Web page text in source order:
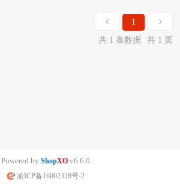
1
共 1 条数据
共 1 页
Powered by ShopXO v6.6.0
渝ICP备16002328号-2